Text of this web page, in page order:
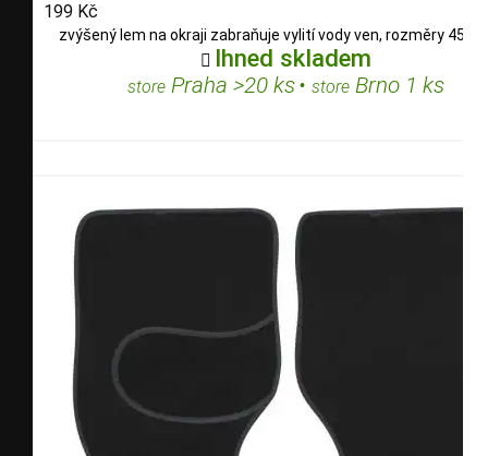
199 Kč
zvýšený lem na okraji zabraňuje vylití vody ven, rozměry
 Ihned skladem
storePraha >20 ks• storeBrno 1 ks